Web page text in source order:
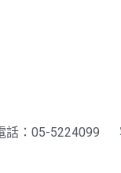
話：05-5224099